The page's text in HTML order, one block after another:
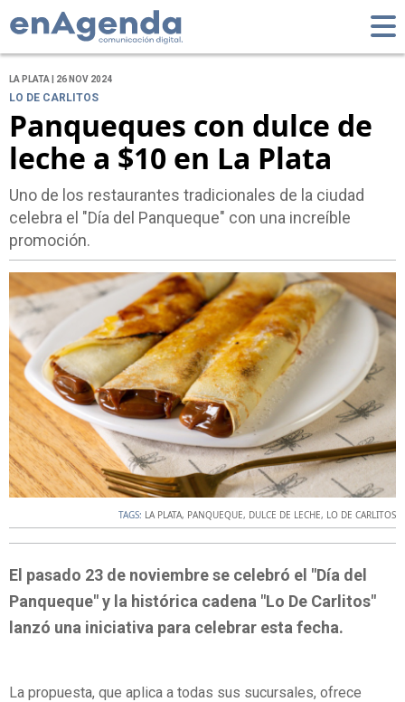
LA PLATA | 26 NOV 2024
LO DE CARLITOS
Panqueques con dulce de
leche a $10 en La Plata
Uno de los restaurantes tradicionales de la ciudad
celebra el "Día del Panqueque" con una increíble
promoción.
TAGS: LA PLATA, PANQUEQUE, DULCE DE LECHE, LO DE CARLITOS
El pasado 23 de noviembre se celebró el "Día del
Panqueque" y la histórica cadena "Lo De Carlitos"
lanzó una iniciativa para celebrar esta fecha.
La propuesta, que aplica a todas sus sucursales, ofrece